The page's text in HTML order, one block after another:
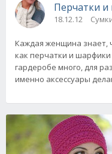
Перчатки
18.12.12
Каждая женщина знает,
как перчатки и
гардеробе много, для
именно аксессуары